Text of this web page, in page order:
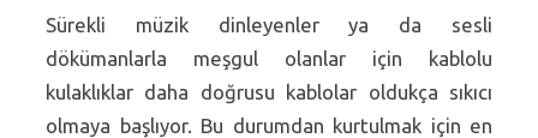
Sürekli müzik dinleyenler ya da sesli
dökümanlarla meşgul olanlar için kablolu
kulaklıklar daha doğrusu kablolar oldukça sıkıcı
olmaya başlıyor. Bu durumdan kurtulmak için en